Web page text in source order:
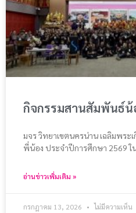
กิจกรรมสานสัมพันธ์น้
มจร วิทยาเขตนครน่าน เฉลิมพระ
พี่น้อง ประจำปีการศึกษา 2569 ใ
อ่านข่าวเพิ่มเติม »
กรกฎาคม 13, 2026 ไม่มีความเห็น